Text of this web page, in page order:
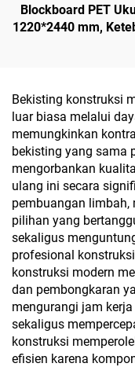
Blockboard PET
1220*2440 mm,
Tinggi dan Doff
Dekorasi
Bekisting konstruksi
luar biasa melalui
memungkinkan
bekisting yang sama
mengorbankan
ulang ini secara
pembuangan
pilihan yang
sekaligus
profesional
konstruksi modern
dan pembongkaran
mengurangi jam
sekaligus
konstruksi
efisien karena